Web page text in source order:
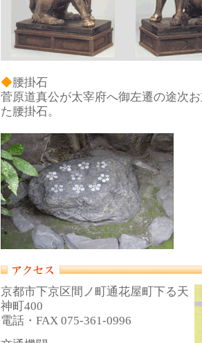
◆腰掛石
菅原道真公が太宰府へ御左遷の途次
た腰掛石。
京都市下京区間ノ町通花屋町下る天
神町400
電話・FAX 075-361-0996